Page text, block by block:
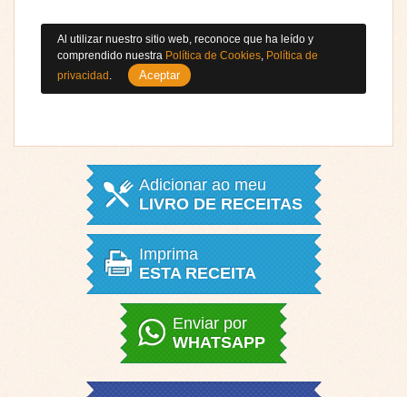
Adicionar ao meu
LIVRO DE RECEITAS
Imprima
ESTA RECEITA
Enviar por
WHATSAPP
Al utilizar nuestro sitio web, reconoce que ha leído y
comprendido nuestra Política de Cookies, Política de
privacidad . Aceptar